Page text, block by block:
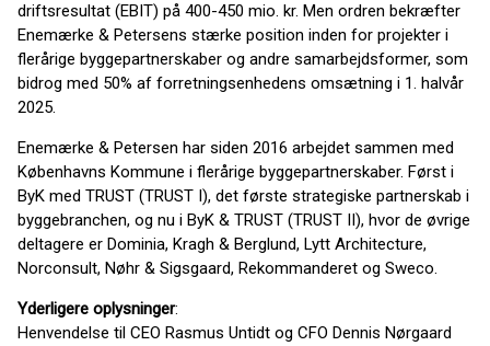
driftsresultat (EBIT) på 400-450 mio. kr. Men ordren bekræfter
Enemærke & Petersens stærke position inden for projekter i
flerårige byggepartnerskaber og andre samarbejdsformer, som
bidrog med 50% af forretningsenhedens omsætning i 1. halvår
2025.
Enemærke & Petersen har siden 2016 arbejdet sammen med
Københavns Kommune i flerårige byggepartnerskaber. Først i
ByK med TRUST (TRUST I), det første strategiske partnerskab i
byggebranchen, og nu i ByK & TRUST (TRUST II), hvor de øvrige
deltagere er Dominia, Kragh & Berglund, Lytt Architecture,
Norconsult, Nøhr & Sigsgaard, Rekommanderet og Sweco.
Yderligere oplysninger:
Henvendelse til CEO Rasmus Untidt og CFO Dennis Nørgaard